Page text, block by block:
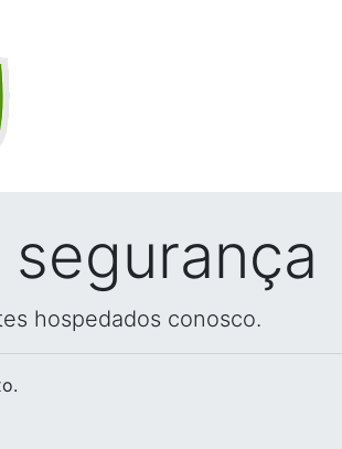
hospedados conosco.